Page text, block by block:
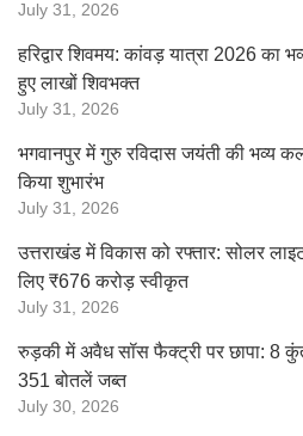
July 31, 2026
हरिद्वार शिवमय: कांवड़ यात्रा 2026 का
हुए लाखों शिवभक्त
July 31, 2026
भगवानपुर में गुरु रविदास जयंती की भव्य
किया शुभारंभ
July 31, 2026
उत्तराखंड में विकास को रफ्तार: सोलर
लिए ₹676 करोड़ स्वीकृत
July 31, 2026
रुड़की में अवैध सॉस फैक्ट्री पर छापा: 8
351 बोतलें जब्त
July 30, 2026